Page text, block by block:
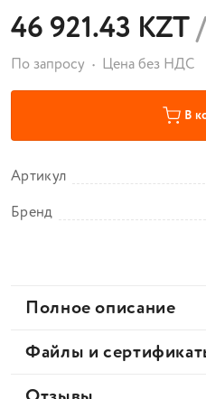
46 921.43 KZT/
По запросу Цена без НДС
В
Артикул
Бренд
Полное описание
Файлы и